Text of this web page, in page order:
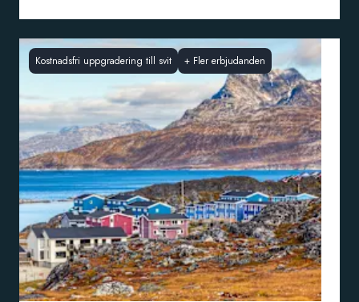
Kostnadsfri uppgradering till svit + Fler erbjudanden